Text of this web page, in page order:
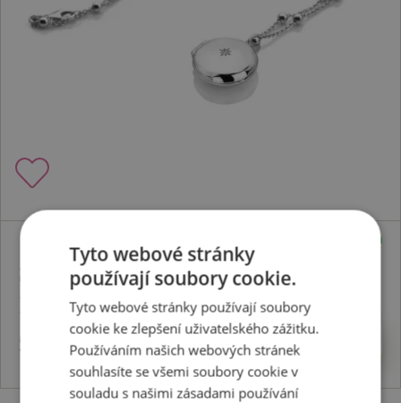
Skladem
Stříbrný náhrdelník Much Loved
DP1098
5520 Kč
Koupit
Tyto webové stránky
používají soubory cookie.
Tyto webové stránky používají soubory
cookie ke zlepšení uživatelského zážitku.
Používáním našich webových stránek
souhlasíte se všemi soubory cookie v
souladu s našimi zásadami používání